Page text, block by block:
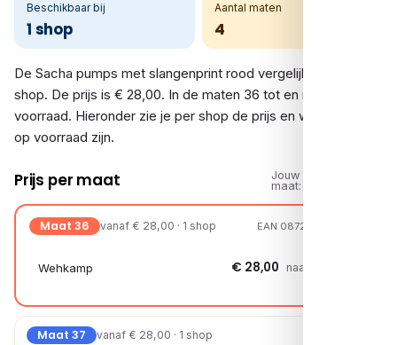
Beschikbaar bij
1 shop
Aantal maten
4
De Sacha pumps met slangenprint rood vergelijk je bij 1
shop. De prijs is € 28,00. In de maten 36 tot en met 39 is er
voorraad. Hieronder zie je per shop de prijs en welke maten
op voorraad zijn.
Prijs per maat
Jouw
maat:
Maat 36 vanaf € 28,00 · 1 shop EAN 08720527256163
Wehkamp € 28,00 naar shop →
Maat 37 vanaf € 28,00 · 1 shop